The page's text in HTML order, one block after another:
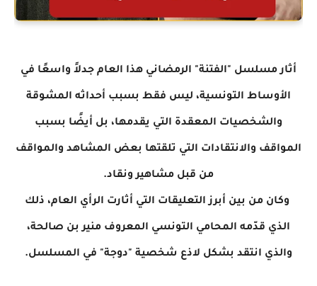
أثار مسلسل "الفتنة" الرمضاني هذا العام جدلاً واسعًا في
الأوساط التونسية، ليس فقط بسبب أحداثه المشوقة
والشخصيات المعقدة التي يقدمها، بل أيضًا بسبب
المواقف والانتقادات التي تلقتها بعض المشاهد والمواقف
من قبل مشاهير ونقاد.
وكان من بين أبرز التعليقات التي أثارت الرأي العام، ذلك
الذي قدّمه المحامي التونسي المعروف منير بن صالحة،
والذي انتقد بشكل لاذع شخصية "دوجة" في المسلسل.